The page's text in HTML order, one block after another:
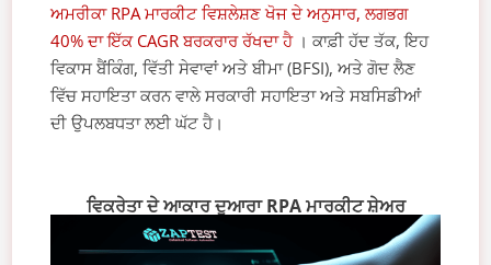
ਅਮਰੀਕਾ RPA ਮਾਰਕੀਟ ਵਿਸ਼ਲੇਸ਼ਣ ਖੋਜ ਦੇ ਅਨੁਸਾਰ, ਲਗਭਗ
40% ਦਾ ਇੱਕ CAGR ਬਰਕਰਾਰ ਰੱਖਦਾ ਹੈ। ਕਾਫ਼ੀ ਹੱਦ ਤੱਕ, ਇਹ
ਵਿਕਾਸ ਬੈਂਕਿੰਗ, ਵਿੱਤੀ ਸੇਵਾਵਾਂ ਅਤੇ ਬੀਮਾ (BFSI), ਅਤੇ ਗੋਦ ਲੈਣ
ਵਿੱਚ ਸਹਾਇਤਾ ਕਰਨ ਵਾਲੇ ਸਰਕਾਰੀ ਸਹਾਇਤਾ ਅਤੇ ਸਬਸਿਡੀਆਂ
ਦੀ ਉਪਲਬਧਤਾ ਲਈ ਘੱਟ ਹੈ।
ਵਿਕਰੇਤਾ ਦੇ ਆਕਾਰ ਦੁਆਰਾ RPA ਮਾਰਕੀਟ ਸ਼ੇਅਰ